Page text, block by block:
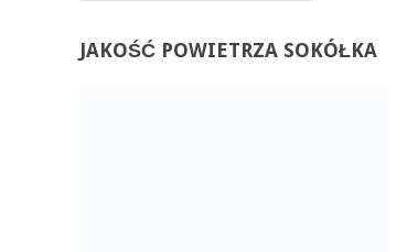
JAKOŚĆ POWIETRZA SOKÓŁKA